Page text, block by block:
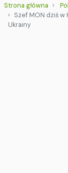
Strona główna
Szef MON dziś
Ukrainy